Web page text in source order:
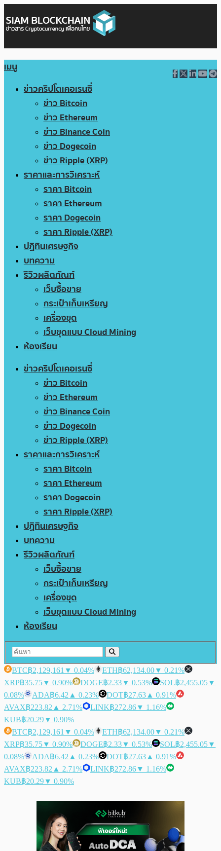
เมนู
ข่าวคริปโตเคอเรนซี่
ข่าว Bitcoin
ข่าว Ethereum
ข่าว Binance Coin
ข่าว Dogecoin
ข่าว Ripple (XRP)
ราคาและการวิเคราะห์
ราคา Bitcoin
ราคา Ethereum
ราคา Dogecoin
ราคา Ripple (XRP)
ปฏิทินเศรษฐกิจ
บทความ
รีวิวผลิตภัณฑ์
เว็บซื้อขาย
กระเป๋าเก็บเหรียญ
เครื่องขุด
เว็บขุดแบบ Cloud Mining
ห้องเรียน
ข่าวคริปโตเคอเรนซี่
ข่าว Bitcoin
ข่าว Ethereum
ข่าว Binance Coin
ข่าว Dogecoin
ข่าว Ripple (XRP)
ราคาและการวิเคราะห์
ราคา Bitcoin
ราคา Ethereum
ราคา Dogecoin
ราคา Ripple (XRP)
ปฏิทินเศรษฐกิจ
บทความ
รีวิวผลิตภัณฑ์
เว็บซื้อขาย
กระเป๋าเก็บเหรียญ
เครื่องขุด
เว็บขุดแบบ Cloud Mining
ห้องเรียน
BTC฿2,129,161 ▼ 0.04% ETH฿62,134.00▼ 0.21%
XRP฿35.75▼ 0.90% DOGE฿2.33▼ 0.53% SOL฿2,455.05▼
0.08%
ADA฿6.42 ▲ 0.23% DOT฿27.63 ▲ 0.91%
AVAX฿223.82 ▲ 2.71% LINK฿272.86▼ 1.16%
KUB฿20.29▼ 0.90%
BTC฿2,129,161 ▼ 0.04% ETH฿62,134.00▼ 0.21%
XRP฿35.75▼ 0.90% DOGE฿2.33▼ 0.53% SOL฿2,455.05▼
0.08%
ADA฿6.42 ▲ 0.23% DOT฿27.63 ▲ 0.91%
AVAX฿223.82 ▲ 2.71% LINK฿272.86▼ 1.16%
KUB฿20.29▼ 0.90%